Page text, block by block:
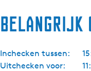
Belangrijk
Inchecken tussen:
Uitchecken voor: